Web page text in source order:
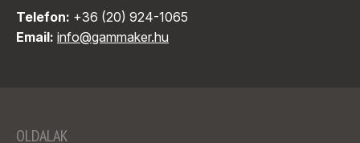
Telefon: +36 (20) 924-1065
Email: info@gammaker.hu
OLDALAK